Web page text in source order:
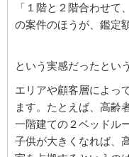
「１階と２階合わせ
の案件のほうが、鑑定
という実感だったとい
エリアや顧客層によっ
ます。たとえば、高齢
一階建ての２ベッドル
子供が大きくなれば、